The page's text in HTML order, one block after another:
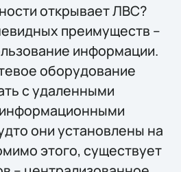
открывает ЛВС?
преимуществ –
информации.
оборудование
с удаленными
они установлены на
этого, существует